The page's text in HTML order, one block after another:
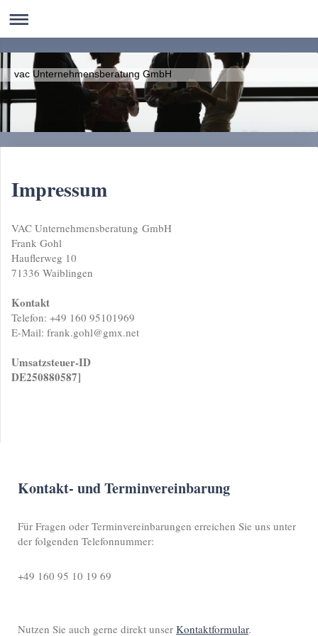
vac Unternehmensberatung GmbH
Impressum
VAC Unternehmensberatung GmbH
Frank Gohl
Hauflerweg 10
71336 Waiblingen
Kontakt
Telefon: +49 160 95101969
E-Mail: frank.gohl@gmx.net
Umsatzsteuer-ID
DE250880587]
Kontakt- und Terminvereinbarung
Für Fragen oder Terminvereinbarungen erreichen Sie uns unter
der folgenden Telefonnummer:
+49 160 95 10 19 69
Nutzen Sie auch gerne direkt unser Kontaktformular.